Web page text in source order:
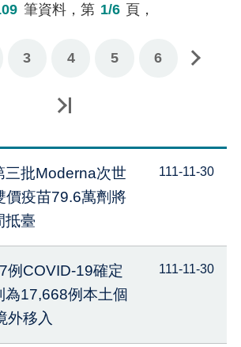
筆資料，第 1/6 頁，
3 4 5 6
下一頁
三批Moderna次世
價疫苗79.6萬劑將
抵臺
111-11-30
例COVID-19確定
為17,668例本土個
外移入
111-11-30